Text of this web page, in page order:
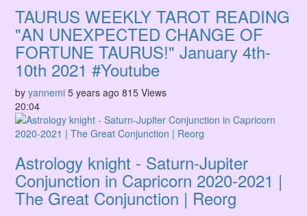
TAURUS WEEKLY TAROT READING
"AN UNEXPECTED CHANGE OF
FORTUNE TAURUS!" January 4th-
10th 2021 #Youtube
by yannemi 5 years ago 815 Views
20:04
Astrology knight - Saturn-Jupiter
Conjunction in Capricorn 2020-2021 |
The Great Conjunction | Reorg